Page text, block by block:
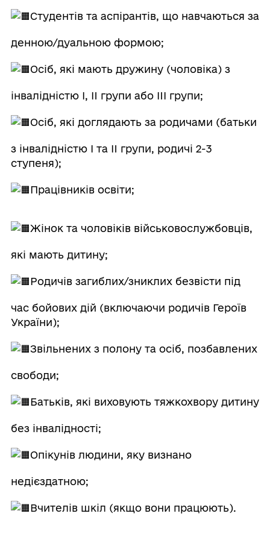
Студентів та аспірантів, що навчаються за
денною/дуальною формою;
Осіб, які мають дружину (чоловіка) з
інвалідністю I, II групи або III групи;
Осіб, які доглядають за родичами (батьки
з інвалідністю I та II групи, родичі 2-3
ступеня);
Працівників освіти;
Жінок та чоловіків військовослужбовців,
які мають дитину;
Родичів загиблих/зниклих безвісти під
час бойових дій (включаючи родичів Героїв
України);
Звільнених з полону та осіб, позбавлених
свободи;
Батьків, які виховують тяжкохвору дитину
без інвалідності;
Опікунів людини, яку визнано
недієздатною;
Вчителів шкіл (якщо вони працюють).